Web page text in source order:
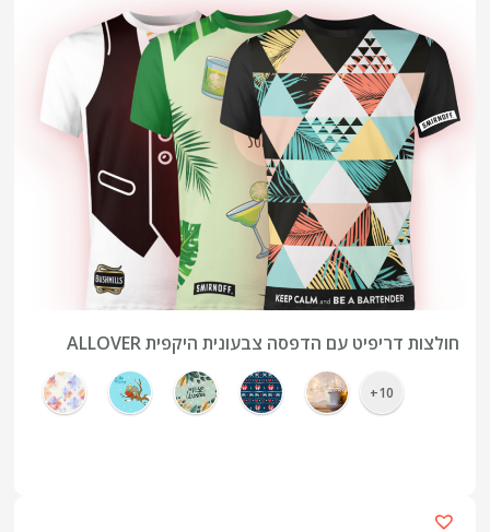
חולצות דריפיט עם הדפסה צבעונית היקפית ALLOVER
10+